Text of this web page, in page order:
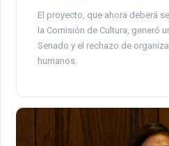
El proyecto, que ahora deberá
la Comisión de Cultura, generó
Senado y el rechazo de
humanos.